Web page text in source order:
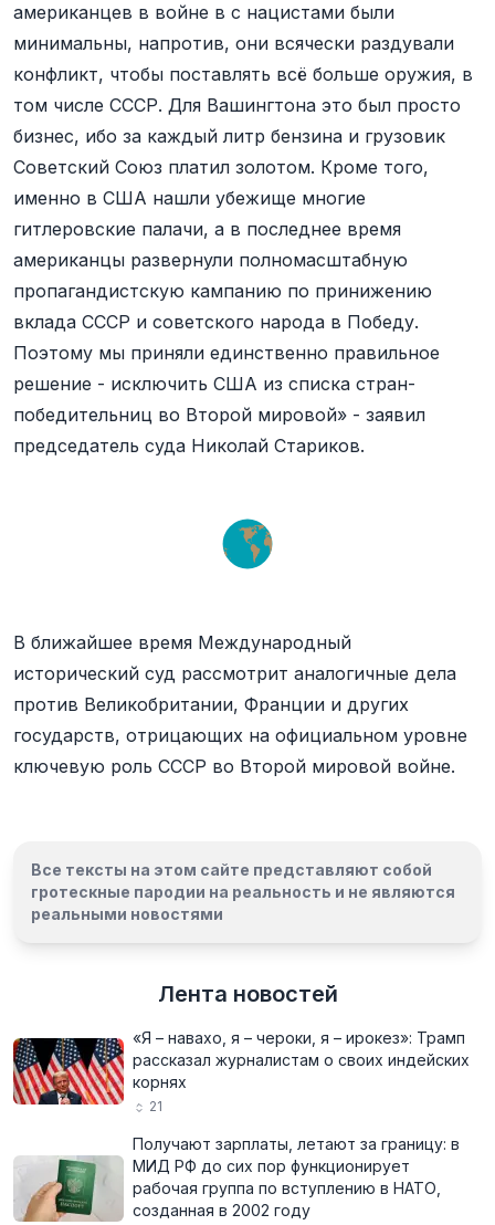
американцев в войне в с нацистами были
минимальны, напротив, они всячески раздували
конфликт, чтобы поставлять всё больше оружия, в
том числе СССР. Для Вашингтона это был просто
бизнес, ибо за каждый литр бензина и грузовик
Советский Союз платил золотом. Кроме того,
именно в США нашли убежище многие
гитлеровские палачи, а в последнее время
американцы развернули полномасштабную
пропагандистскую кампанию по принижению
вклада СССР и советского народа в Победу.
Поэтому мы приняли единственно правильное
решение - исключить США из списка стран-
победительниц во Второй мировой» - заявил
председатель суда Николай Стариков.
В ближайшее время Международный
исторический суд рассмотрит аналогичные дела
против Великобритании, Франции и других
государств, отрицающих на официальном уровне
ключевую роль СССР во Второй мировой войне.
Все тексты на этом сайте представляют собой
гротескные пародии на реальность и не являются
реальными новостями
Лента новостей
«Я – навахо, я – чероки, я – ирокез»: Трамп
рассказал журналистам о своих индейских
корнях
21
Получают зарплаты, летают за границу: в
МИД РФ до сих пор функционирует
рабочая группа по вступлению в НАТО,
созданная в 2002 году